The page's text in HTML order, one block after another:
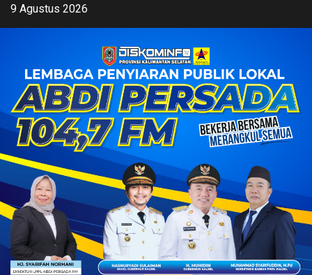
Skip9 Agustus 2026